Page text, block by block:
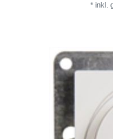
*inkl.